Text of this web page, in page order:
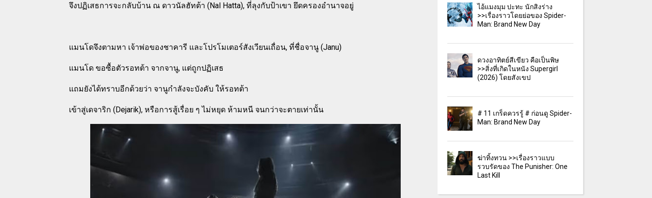
จึงปฏิเสธการจะกลับบ้าน ณ ดาวนัลฮัทต้า (Nal Hatta), ที่ลุงกับป้าเขา ยึดครองอำนาจอยู่
แมนโดจึงตามหา เจ้าพ่อของชาคารี และโปรโมเตอร์สังเวียนเถื่อน, ที่ชื่อจานู (Janu)
แมนโด ขอซื้อตัวรอทต้า จากจานู, แต่ถูกปฏิเสธ
แถมยังได้ทราบอีกด้วยว่า จานูกำลังจะบังคับ ให้รอทต้า
เข้าสู่เดจาริก (Dejarik), หรือการสู้เรื่อย ๆ ไม่หยุด ห้ามหนี จนกว่าจะตายเท่านั้น
ไอ้แมงมุม ปะทะ นักสิงร่าง
>>เรื่องราวโดยย่อของ Spider-
Man: Brand New Day
ดวงอาทิตย์สีเขียว คือเป็นพิษ
>>สิ่งที่เกิดในหนัง Supergirl
(2026) โดยสังเขป
# 11 เกร็ดควรรู้ # ก่อนดู Spider-
Man: Brand New Day
ฆ่าทิ้งทวน >>เรื่องราวแบบ
รวบรัดของ The Punisher: One
Last Kill